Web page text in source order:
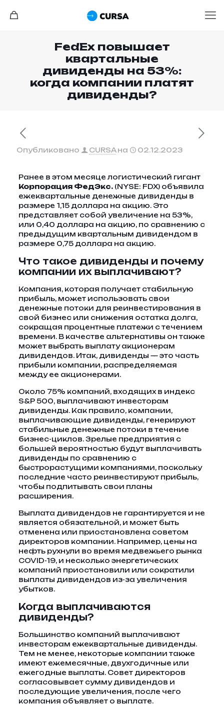
FedEx повышает
квартальные
дивиденды на 53%:
когда компании платят
дивиденды?
Опубликовано CURSA на 02.12.2023
Ранее в этом месяце логистический гигант
Корпорация ФедЭкс. (NYSE: FDX) объявила
ежеквартальные денежные дивиденды в
размере 1,15 доллара на акцию. Это
представляет собой увеличение на 53%,
или 0,40 доллара на акцию, по сравнению с
предыдущим квартальным дивидендом в
размере 0,75 доллара на акцию.
Что такое дивиденды и почему
компании их выплачивают?
Компания, которая получает стабильную
прибыль, может использовать свои
денежные потоки для реинвестирования в
свой бизнес или снижения остатка долга,
сокращая процентные платежи с течением
времени. В качестве альтернативы он также
может выбрать выплату акционерам
дивидендов. Итак, дивиденды — это часть
прибыли компании, распределяемая
между ее акционерами.
Около 75% компаний, входящих в индекс
S&P 500, выплачивают инвесторам
дивиденды. Как правило, компании,
выплачивающие дивиденды, генерируют
стабильные денежные потоки в течение
бизнес-циклов. Зрелые предприятия с
большей вероятностью будут выплачивать
дивиденды по сравнению с
быстрорастущими компаниями, поскольку
последние часто реинвестируют прибыль,
чтобы подпитывать свои планы
расширения.
Выплата дивидендов не гарантируется и не
является обязательной, и может быть
отменена или приостановлена ​​советом
директоров компании. Например, цены на
нефть рухнули во время медвежьего рынка
COVID-19, и несколько энергетических
компаний приостановили или сократили
выплаты дивидендов из-за увеличения
убытков.
Когда выплачиваются
дивиденды?
Большинство компаний выплачивают
инвесторам ежеквартальные дивиденды.
Тем не менее, некоторые компании также
имеют ежемесячные, двухгодичные или
ежегодные выплаты. Совет директоров
согласовывает сумму дивидендов и
последующие увеличения, после чего
компания объявляет о выплате.